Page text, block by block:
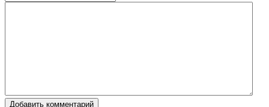
Добавить комментарий